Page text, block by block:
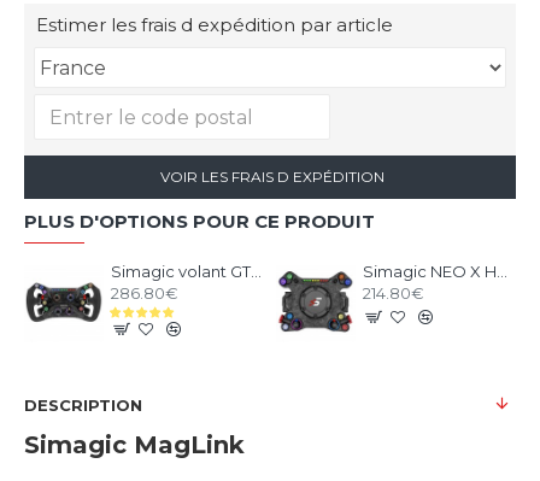
Estimer les frais d expédition par article
VOIR LES FRAIS D EXPÉDITION
PLUS D'OPTIONS POUR CE PRODUIT
Simagic volant GT NEO
286.80€
Simagic NEO X HUB
214.80€
DESCRIPTION
Simagic MagLink